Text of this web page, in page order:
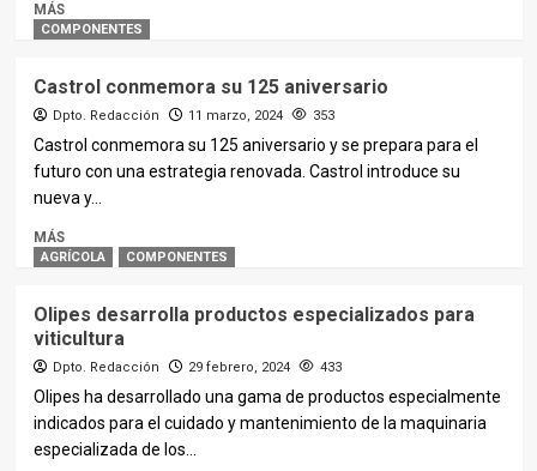
MÁS
COMPONENTES
Castrol conmemora su 125 aniversario
Dpto. Redacción 11 marzo, 2024 353
Castrol conmemora su 125 aniversario y se prepara para el
futuro con una estrategia renovada. Castrol introduce su
nueva y...
MÁS
AGRÍCOLA COMPONENTES
Olipes desarrolla productos especializados para
viticultura
Dpto. Redacción 29 febrero, 2024 433
Olipes ha desarrollado una gama de productos especialmente
indicados para el cuidado y mantenimiento de la maquinaria
especializada de los...